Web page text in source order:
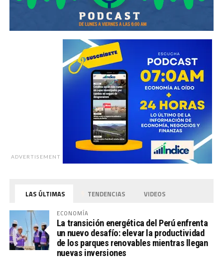
ADVERTISEMENT
LAS ÚLTIMAS TENDENCIAS VIDEOS
ECONOMÍA
La transición energética del Perú enfrenta
un nuevo desafío: elevar la productividad
de los parques renovables mientras llegan
nuevas inversiones